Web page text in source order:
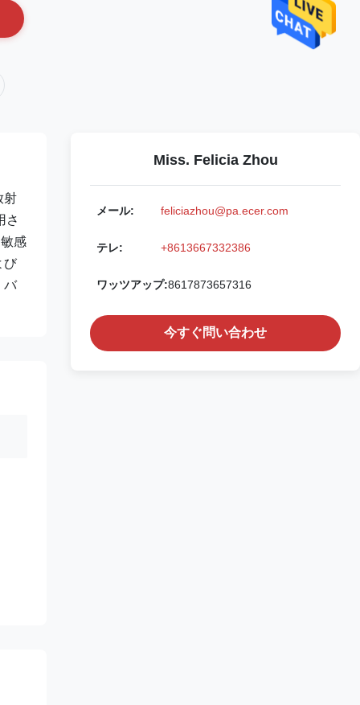
射
さ
感
び
バ
Miss. Felicia Zhou
メール: feliciazhou@pa.ecer.com
テレ: +8613667332386
ワッツアップ:8617873657316
今すぐ問い合わせ